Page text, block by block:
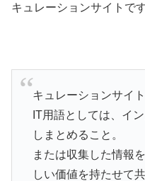
キュレーションサイトです
キュレーションサイ
IT用語としては、イ
しまとめること。
または収集した情報
しい価値を持たせて